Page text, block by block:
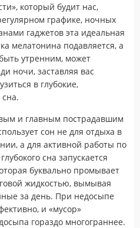
который будит нас,
графике, ночных
гаджетов эта идеальная
мелатонина подавляется, а
утренним, может
ночи, заставляя вас
в глубокие,
и главным пострадавшим
сон не для отдыха в
а для активной работы по
сна запускается
буквально промывает
жидкостью, вымывая
за день. При недосыпе
и «мусор»
гораздо многограннее.